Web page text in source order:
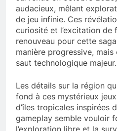
audacieux, mêlant
de jeu infinie. Ces
curiosité et l’excitation de
renouveau pour cette
manière progressive,
saut technologique majeur.
Les détails sur la région
fond à ces mystérieux
d’îles tropicales inspirées
gameplay semble vouloir